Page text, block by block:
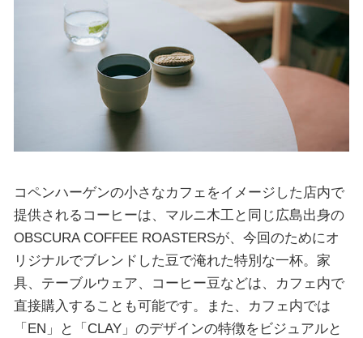
コペンハーゲンの小さなカフェをイメージした店内で
提供されるコーヒーは、マルニ木工と同じ広島出身の
OBSCURA COFFEE ROASTERSが、今回のためにオ
リジナルでブレンドした豆で淹れた特別な一杯。家
具、テーブルウェア、コーヒー豆などは、カフェ内で
直接購入することも可能です。また、カフェ内では
「EN」と「CLAY」のデザインの特徴をビジュアルと